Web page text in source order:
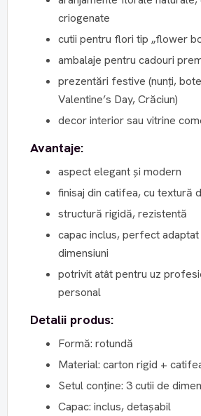
criogenate
cutii pentru flori tip „flower
ambalaje pentru cadouri
prezentări festive (nunți,
Valentine’s Day, Crăciun)
decor interior sau vitrine
Avantaje:
aspect elegant și modern
finisaj din catifea, cu textură
structură rigidă, rezistentă
capac inclus, perfect
dimensiuni
potrivit atât pentru uz
personal
Detalii produs:
Formă: rotundă
Material: carton rigid +
Setul conține: 3 cutii de
Capac: inclus, detașabil